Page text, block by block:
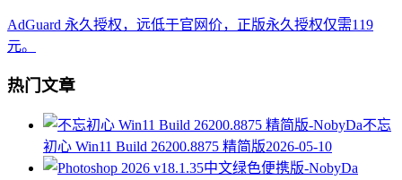
AdGuard 永久授权，远低于官网价，正版永久授权仅需119
元。
热门文章
不忘
初心 Win11 Build 26200.8875 精简版2026-05-10